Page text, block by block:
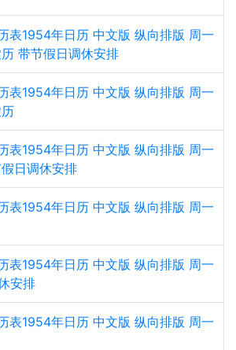
表1954年日历 中文版 纵向排版 周一
带节假日调休安排
表1954年日历 中文版 纵向排版 周一
表1954年日历 中文版 纵向排版 周一
日调休安排
表1954年日历 中文版 纵向排版 周一
表1954年日历 中文版 纵向排版 周一
安排
表1954年日历 中文版 纵向排版 周一